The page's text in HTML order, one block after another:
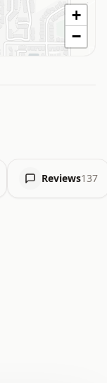
+
−
Reviews137